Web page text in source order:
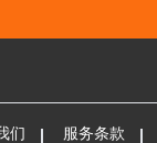
们 服务条款